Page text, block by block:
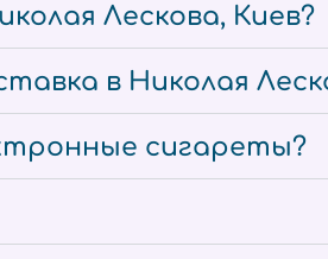
Лескова, Киев?
в Николая
сигареты?